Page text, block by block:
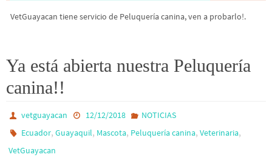
VetGuayacan tiene servicio de Peluquería canina, ven a probarlo!.
Ya está abierta nuestra Peluquería
canina!!
vetguayacan 12/12/2018
NOTICIAS
Ecuador,Guayaquil, Mascota, Peluquería canina,Veterinaria,
VetGuayacan